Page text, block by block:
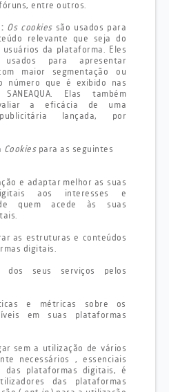
entre outros.
: Os cookiessão usados ​​para
relevante que seja do
usuários da plataforma. Eles
​​para apresentar
maior segmentação ou
número que é exibido nas
Elas também
a eficácia de uma
lançada, por
Cookiespara as seguintes
e adaptar melhor as suas
aos interesses e
de quem acede às suas
as estruturas e conteúdos
digitais.
dos seus serviços pelos
e métricas sobre os
em suas plataformas
sem a utilização de vários
necessários , essenciais
das plataformas digitais, é
das plataformas